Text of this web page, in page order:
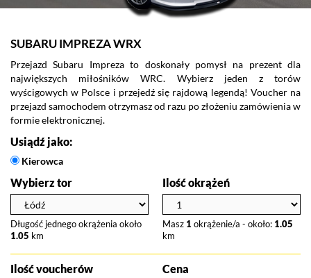
SUBARU IMPREZA WRX
Przejazd Subaru Impreza to doskonały pomysł na prezent dla
największych miłośników WRC. Wybierz jeden z torów
wyścigowych w Polsce i przejedź się rajdową legendą! Voucher na
przejazd samochodem otrzymasz od razu po złożeniu zamówienia w
formie elektronicznej.
Usiądź jako:
Kierowca
Wybierz tor
Długość jednego okrążenia około
1.05 km
Ilość okrążeń
Masz 1 okrążenie/a - około: 1.05
km
Ilość voucherów Cena